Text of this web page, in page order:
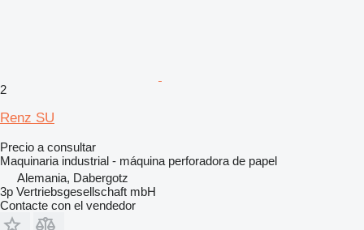
2
Renz SU
Precio a consultar
Maquinaria industrial - máquina perforadora de papel
Alemania, Dabergotz
3p Vertriebsgesellschaft mbH
Contacte con el vendedor